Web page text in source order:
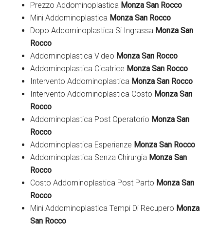
Prezzo Addominoplastica Monza San Rocco
Mini Addominoplastica Monza San Rocco
Dopo Addominoplastica Si Ingrassa Monza San
Rocco
Addominoplastica Video Monza San Rocco
Addominoplastica Cicatrice Monza San Rocco
Intervento Addominoplastica Monza San Rocco
Intervento Addominoplastica Costo Monza San
Rocco
Addominoplastica Post Operatorio Monza San
Rocco
Addominoplastica Esperienze Monza San Rocco
Addominoplastica Senza Chirurgia Monza San
Rocco
Costo Addominoplastica Post Parto Monza San
Rocco
Mini Addominoplastica Tempi Di Recupero Monza
San Rocco